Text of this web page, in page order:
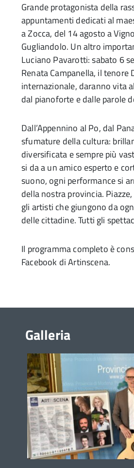
Grande protagonista della
appuntamenti dedicati al
a Zocca, del 14 agosto a
Gugliandolo. Un altro
Luciano Pavarotti: sabato 6
Renata Campanella, il
internazionale, daranno vita
dal pianoforte e dalle parole
Dall’Appennino al Po, dal
sfumature della cultura:
diversificata e sempre più
si da a un amico esperto e
suono, ogni performance si
della nostra provincia.
gli artisti che giungono da
delle cittadine. Tutti gli
Il programma completo è
Facebook di Artinscena.
Galleria